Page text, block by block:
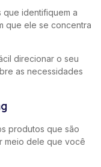
que identifiquem a
que ele se concentra
direcionar o seu
as necessidades
produtos que são
meio dele que você